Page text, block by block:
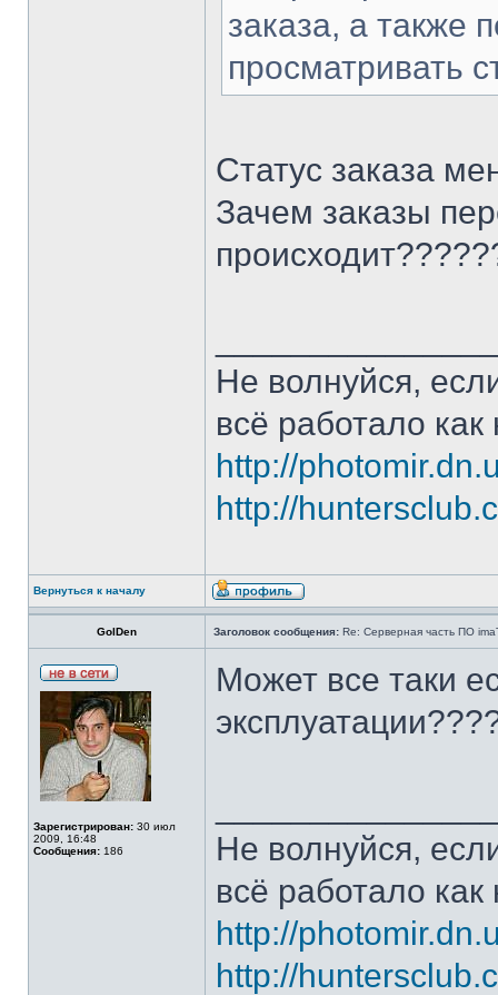
заказа, а также
просматривать
Статус заказа
Зачем заказы
Не волнуйся,
всё работало
http://
http://
Вернуться к началу
GolDen Заголовок сообщения: Re: Серверная часть ПО
Зарегистрирован: 30 июл
2009, 16:48
Сообщения: 186
Может все таки
Не волнуйся,
всё работало
http://
http://